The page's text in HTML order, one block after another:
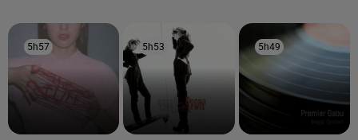
5h57
5h57 5h53
5h53 5h49
5h49